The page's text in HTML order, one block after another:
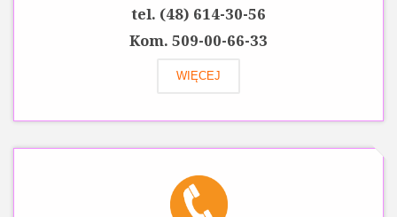
tel. (48) 614-30-56
Kom. 509-00-66-33
WIĘCEJ